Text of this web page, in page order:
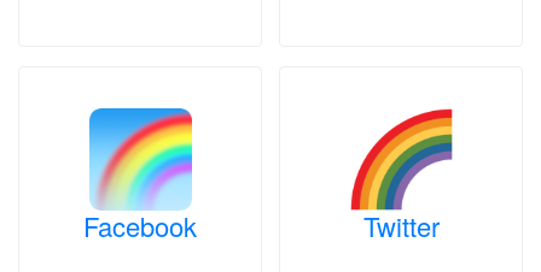
Facebook Twitter